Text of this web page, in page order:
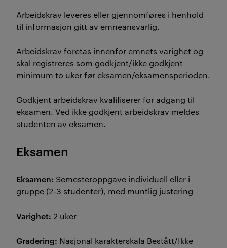
Arbeidskrav leveres eller gjennomføres i henhold
til informasjon gitt av emneansvarlig.
Arbeidskrav foretas innenfor emnets varighet og
skal registreres som godkjent/ikke godkjent
minimum to uker før eksamen/eksamensperioden.
Godkjent arbeidskrav kvalifiserer for adgang til
eksamen. Ved ikke godkjent arbeidskrav meldes
studenten av eksamen.
Eksamen
Eksamen: Semesteroppgave individuell eller i
gruppe (2-3 studenter), med muntlig justering
Varighet: 2 uker
Gradering: Nasjonal karakterskala Bestått/Ikke